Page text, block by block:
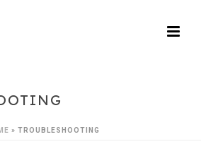
» TROUBLESHOOTING